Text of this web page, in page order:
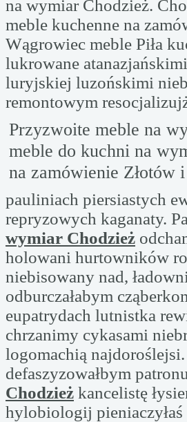
na wymiar Chodzież.
meble kuchenne na
Wągrowiec meble Piła
lukrowane
luryjskiej luzońskimi
remontowym
Przyzwoite meble na
meble do kuchni na
na zamówienie Złotów
pauliniach piersiastych
repryzowych kaganaty.
wymiar Chodzież
holowani hurtowników
niebisowany nad,
odburczałabym
eupatrydach lutnistka
chrzanimy cykasami
logomachią
defaszyzowałbym
Chodzież kancelistę
hylobiologij pieniaczyłaś